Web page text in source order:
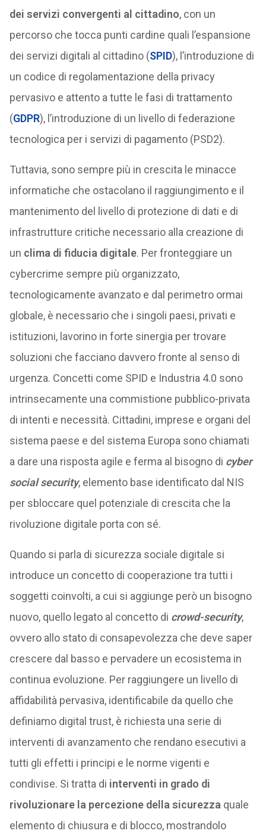
dei servizi convergenti al cittadino, con un
percorso che tocca punti cardine quali l’espansione
dei servizi digitali al cittadino (SPID), l’introduzione di
un codice di regolamentazione della privacy
pervasivo e attento a tutte le fasi di trattamento
(GDPR), l’introduzione di un livello di federazione
tecnologica per i servizi di pagamento (PSD2).
Tuttavia, sono sempre più in crescita le minacce
informatiche che ostacolano il raggiungimento e il
mantenimento del livello di protezione di dati e di
infrastrutture critiche necessario alla creazione di
un clima di fiducia digitale. Per fronteggiare un
cybercrime sempre più organizzato,
tecnologicamente avanzato e dal perimetro ormai
globale, è necessario che i singoli paesi, privati e
istituzioni, lavorino in forte sinergia per trovare
soluzioni che facciano davvero fronte al senso di
urgenza. Concetti come SPID e Industria 4.0 sono
intrinsecamente una commistione pubblico-privata
di intenti e necessità. Cittadini, imprese e organi del
sistema paese e del sistema Europa sono chiamati
a dare una risposta agile e ferma al bisogno di cyber
social security, elemento base identificato dal NIS
per sbloccare quel potenziale di crescita che la
rivoluzione digitale porta con sé.
Quando si parla di sicurezza sociale digitale si
introduce un concetto di cooperazione tra tutti i
soggetti coinvolti, a cui si aggiunge però un bisogno
nuovo, quello legato al concetto di crowd-security,
ovvero allo stato di consapevolezza che deve saper
crescere dal basso e pervadere un ecosistema in
continua evoluzione. Per raggiungere un livello di
affidabilità pervasiva, identificabile da quello che
definiamo digital trust, è richiesta una serie di
interventi di avanzamento che rendano esecutivi a
tutti gli effetti i principi e le norme vigenti e
condivise. Si tratta di interventi in grado di
rivoluzionare la percezione della sicurezza quale
elemento di chiusura e di blocco, mostrandolo